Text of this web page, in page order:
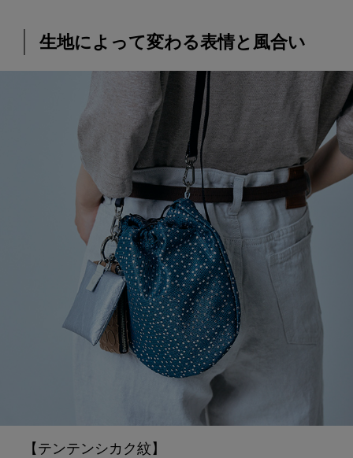
生地によって変わる表情と風合い
【テンテンシカク紋】